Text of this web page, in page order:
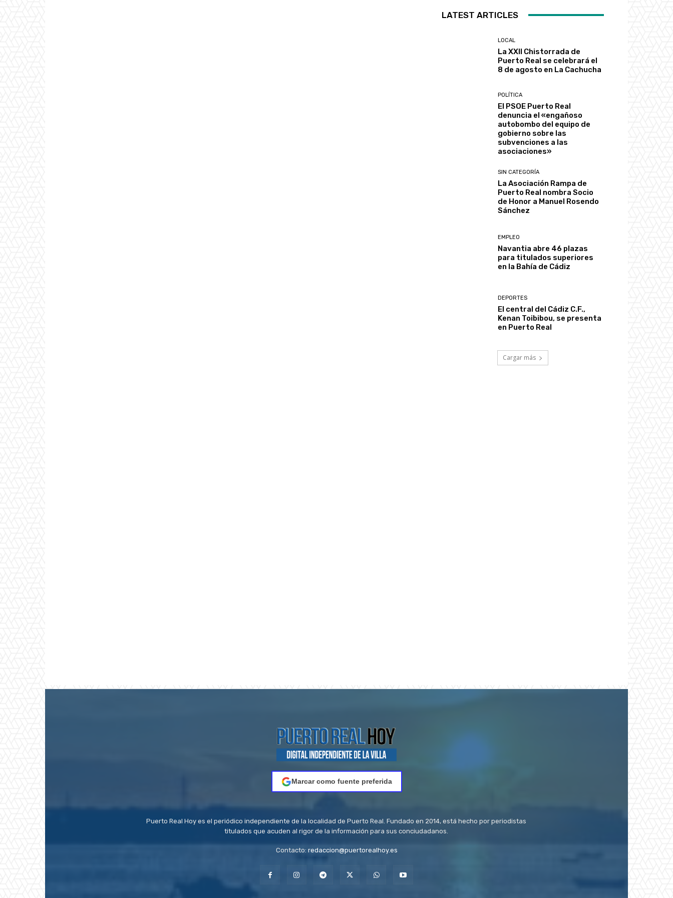
LATEST ARTICLES
LOCAL
La XXII Chistorrada de
Puerto Real se celebrará el
8 de agosto en La Cachucha
POLÍTICA
El PSOE Puerto Real
denuncia el «engañoso
autobombo del equipo de
gobierno sobre las
subvenciones a las
asociaciones»
SIN CATEGORÍA
La Asociación Rampa de
Puerto Real nombra Socio
de Honor a Manuel Rosendo
Sánchez
EMPLEO
Navantia abre 46 plazas
para titulados superiores
en la Bahía de Cádiz
DEPORTES
El central del Cádiz C.F.,
Kenan Toibibou, se presenta
en Puerto Real
Cargar más
Marcar como fuente preferida
Puerto Real Hoy es el periódico independiente de la localidad de Puerto Real. Fundado en 2014, está hecho por periodistas
titulados que acuden al rigor de la información para sus conciudadanos.
Contacto: redaccion@puertorealhoy.es